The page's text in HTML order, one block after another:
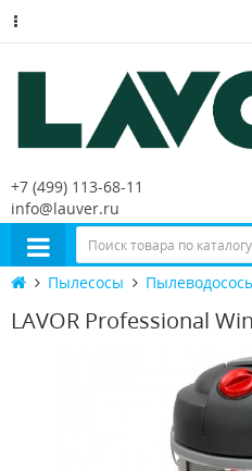
+7 (499) 113-68-11
info@lauver.ru
Пылесосы
LAVOR Professional